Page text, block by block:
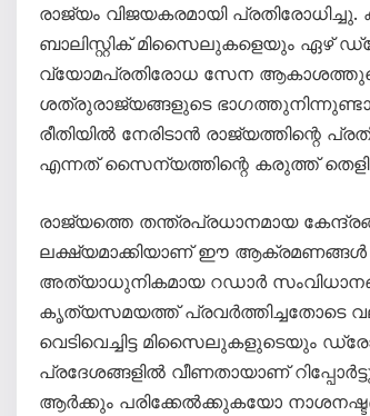
രാജ്യം വിജയകരമായി
ബാലിസ്റ്റിക് മിസൈലുകളെയും
വ്യോമപ്രതിരോധ സേന
ശത്രുരാജ്യങ്ങളുടെ
രീതിയിൽ നേരിടാൻ രാജ്യത്തിന്റെ
എന്നത് സൈന്യത്തിന്റെ കരുത്ത്
രാജ്യത്തെ തന്ത്രപ്രധാനമായ
ലക്ഷ്യമാക്കിയാണ് ഈ
അത്യാധുനികമായ റഡാർ
കൃത്യസമയത്ത് പ്രവർത്തിച്ചതോടെ
വെടിവെച്ചിട്ട മിസൈലുകളുടെയും
പ്രദേശങ്ങളിൽ വീണതായാണ്
ആർക്കും പരിക്കേൽക്കുകയോ